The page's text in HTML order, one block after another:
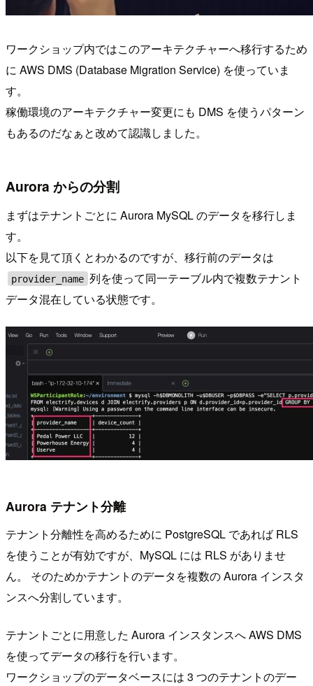
ワークショップ内ではこのアーキテクチャーへ移行するため
に AWS DMS (Database Migration Service) を使っていま
す。
稼働環境のアーキテクチャー変更にも DMS を使うパターン
もあるのだなぁと改めて認識しました。
Aurora からの分割
まずはテナントごとに Aurora MySQL のデータを移行しま
す。
以下を見て頂くとわかるのですが、移行前のデータは
provider_name 列を使って同一テーブル内で複数テナント
データ混在している状態です。
Aurora テナント分離
テナント分離性を高めるために PostgreSQL であれば RLS
を使うことが有効ですが、MySQL には RLS がありませ
ん。 そのためかテナントのデータを複数の Aurora インスタ
ンスへ分割しています。
テナントごとに用意した Aurora インスタンスへ AWS DMS
を使ってデータの移行を行います。
ワークショップのデータベースには 3 つのテナントのデー